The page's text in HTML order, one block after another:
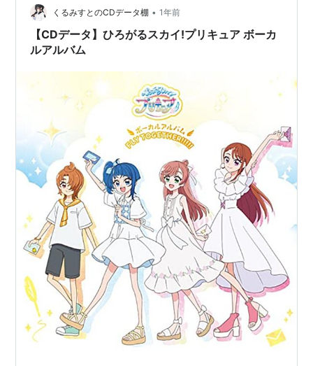
くるみすとのCDデータ棚 • 1年前
【CDデータ】ひろがるスカイ!プリキュア ボーカ
ルアルバム